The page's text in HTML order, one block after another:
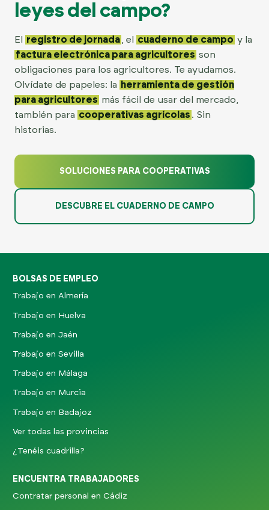
leyes del campo?
El registro de jornada , el cuaderno de campo y la
factura electrónica para agricultores son
obligaciones para los agricultores. Te ayudamos.
Olvídate de papeles: la
herramienta de gestión
para agricultores más fácil de usar del mercado,
también para cooperativas agrícolas . Sin
historias.
SOLUCIONES PARA COOPERATIVAS
DESCUBRE EL CUADERNO DE CAMPO
BOLSAS DE EMPLEO
Trabajo en Almería
Trabajo en Huelva
Trabajo en Jaén
Trabajo en Sevilla
Trabajo en Málaga
Trabajo en Murcia
Trabajo en Badajoz
Ver todas las provincias
¿Tenéis cuadrilla?
ENCUENTRA TRABAJADORES
Contratar personal en Cádiz